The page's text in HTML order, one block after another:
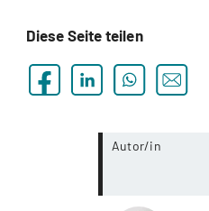
Diese Seite teilen
Autor/in